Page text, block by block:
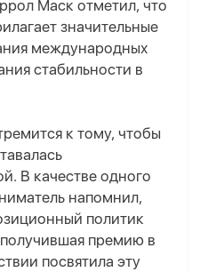
Маск отметил, что
значительные
международных
стабильности в
к тому, чтобы
В качестве одного
напомнил,
политик
премию в
посвятила эту